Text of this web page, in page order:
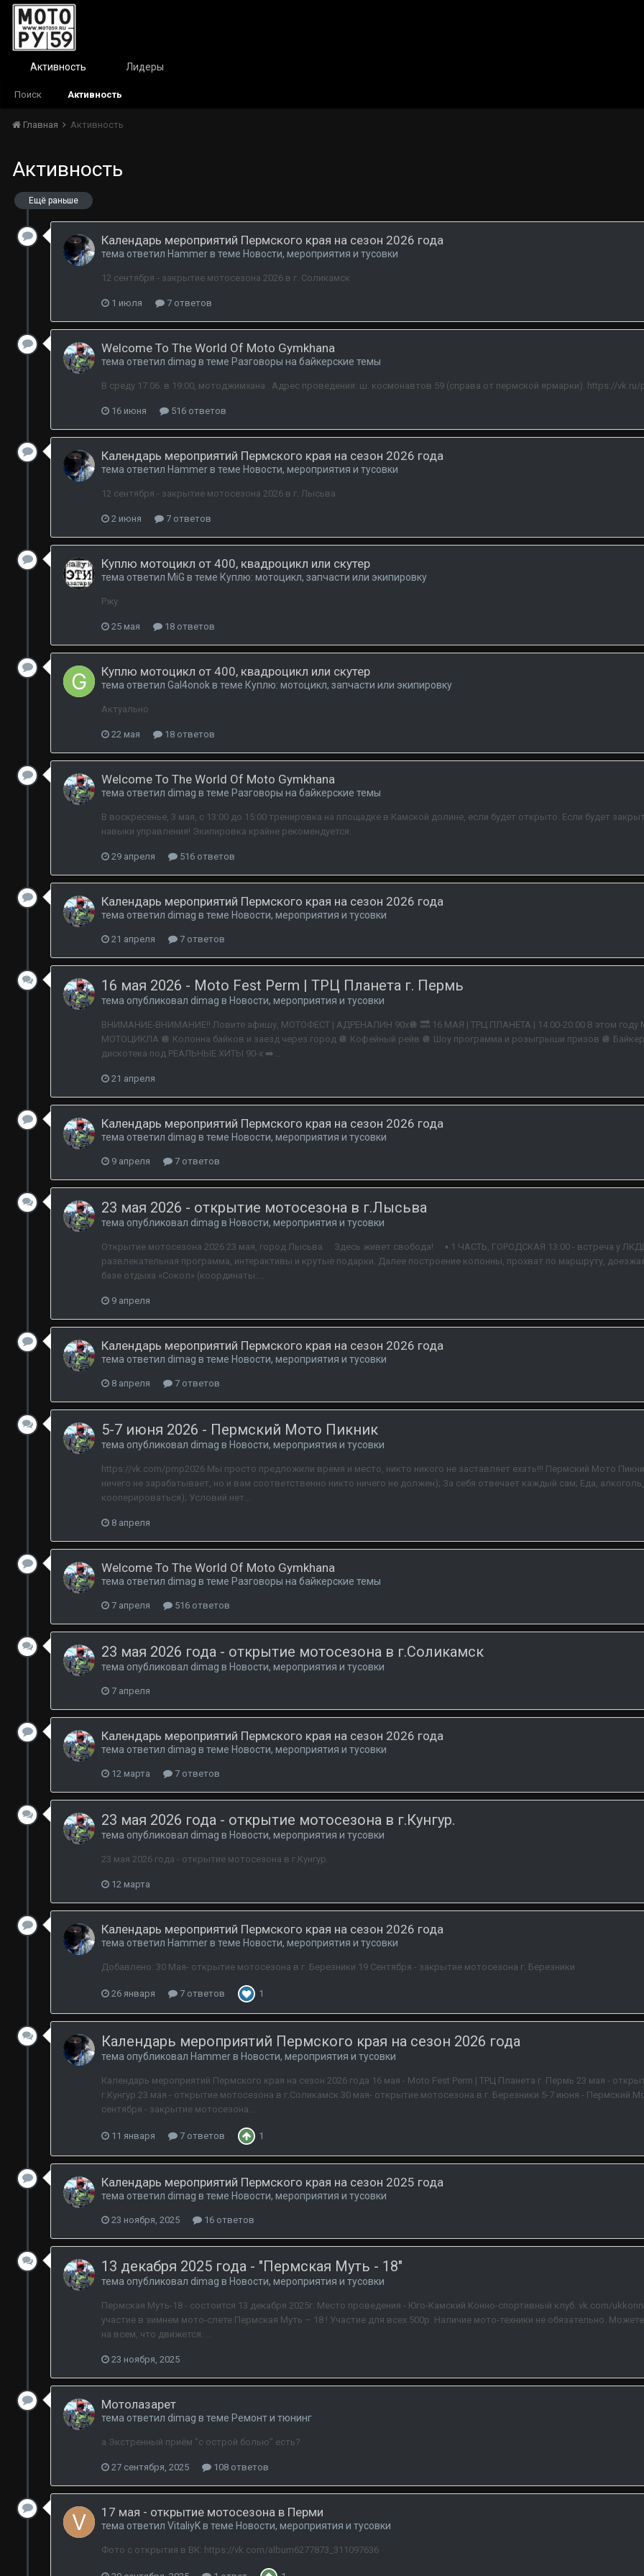
Активность
Поиск Активность
Лидеры
Главная Активность
Активность
Ещё раньше
Календарь мероприятий Пермского края на сезон 2026 года
тема ответил Hammerв теме Новости, мероприятия и тусовки
12 сентября - закрытие мотосезона 2026 в г. Соликамск
1 июля 7 ответов
Welcome To The World Of Moto Gymkhana
тема ответил dimag в теме Разговоры на байкерские темы
В среду 17.06. в 19:00, мотоджимхана . Адрес проведения: ш. космонавтов 59 (справа от пермской ярмарки). https://vk.ru/
16 июня 516 ответов
Календарь мероприятий Пермского края на сезон 2026 года
тема ответил Hammerв теме Новости, мероприятия и тусовки
12 сентября - закрытие мотосезона 2026 в г. Лысьва
2 июня 7 ответов
Куплю мотоцикл от 400, квадроцикл или скутер
тема ответил MiG в теме Куплю: мотоцикл, запчасти или экипировку
Ржу
25 мая 18 ответов
Куплю мотоцикл от 400, квадроцикл или скутер
тема ответил Gal4onok в теме Куплю: мотоцикл, запчасти или экипировку
Актуально
22 мая 18 ответов
Welcome To The World Of Moto Gymkhana
тема ответил dimag в теме Разговоры на байкерские темы
В воскресенье, 3 мая, с 13:00 до 15:00 тренировка на площадке в Камской долине, если будет открыто. Если будет
навыки управления! Экипировка крайне рекомендуется.
29 апреля 516 ответов
Календарь мероприятий Пермского края на сезон 2026 года
тема ответил dimag в теме Новости, мероприятия и тусовки
21 апреля 7 ответов
16 мая 2026 - Moto Fest Perm | ТРЦ Планета г. Пермь
тема опубликовал dimag в Новости, мероприятия и тусовки
ВНИМАНИЕ-ВНИМАНИЕ‼️ Ловите афишу, МОТОФЕСТ | АДРЕНАЛИН 90х🪩 🔜 16 МАЯ | ТРЦ ПЛАНЕТА | 14.00-20.00 В этом году
МОТОЦИКЛА 🪩 Колонна байков и заезд через город 🪩 Кофейный рейв 🪩 Шоу программа и розыгрыши призов 🪩
дискотека под РЕАЛЬНЫЕ ХИТЫ 90-х ➡️...
21 апреля
Календарь мероприятий Пермского края на сезон 2026 года
тема ответил dimag в теме Новости, мероприятия и тусовки
9 апреля 7 ответов
23 мая 2026 - открытие мотосезона в г.Лысьва
тема опубликовал dimag в Новости, мероприятия и тусовки
Открытие мотосезона 2026 23 мая, город Лысьва ⠀ Здесь живет свобода! ⠀ ▪ 1 ЧАСТЬ, ГОРОДСКАЯ 13:00 - встреча у
развлекательная программа, интерактивы и крутые подарки. Далее построение колонны, прохват по маршруту,
базе отдыха «Сокол» (координаты:...
9 апреля
Календарь мероприятий Пермского края на сезон 2026 года
тема ответил dimag в теме Новости, мероприятия и тусовки
8 апреля 7 ответов
5-7 июня 2026 - Пермский Мото Пикник
тема опубликовал dimag в Новости, мероприятия и тусовки
https://vk.com/pmp2026 Мы просто предложили время и место, никто никого не заставляет ехать!!! Пермский Мото
ничего не зарабатывает, но и вам соответственно никто ничего не должен); За себя отвечает каждый сам; Еда,
кооперироваться); Условий нет...
8 апреля
Welcome To The World Of Moto Gymkhana
тема ответил dimag в теме Разговоры на байкерские темы
7 апреля 516 ответов
23 мая 2026 года - открытие мотосезона в г.Соликамск
тема опубликовал dimag в Новости, мероприятия и тусовки
7 апреля
Календарь мероприятий Пермского края на сезон 2026 года
тема ответил dimag в теме Новости, мероприятия и тусовки
12 марта 7 ответов
23 мая 2026 года - открытие мотосезона в г.Кунгур.
тема опубликовал dimag в Новости, мероприятия и тусовки
23 мая 2026 года - открытие мотосезона в г.Кунгур.
12 марта
Календарь мероприятий Пермского края на сезон 2026 года
тема ответил Hammerв теме Новости, мероприятия и тусовки
Добавлено: 30 Мая- открытие мотосезона в г. Березники 19 Сентября - закрытие мотосезона г. Березники
26 января 7 ответов 1
Календарь мероприятий Пермского края на сезон 2026 года
тема опубликовал Hammerв Новости, мероприятия и тусовки
Календарь мероприятий Пермского края на сезон 2026 года 16 мая - Moto Fest Perm | ТРЦ Планета г. Пермь 23 мая -
г.Кунгур 23 мая - открытие мотосезона в г.Соликамск 30 мая- открытие мотосезона в г. Березники 5-7 июня - Пермский
сентября - закрытие мотосезона...
11 января 7 ответов 1
Календарь мероприятий Пермского края на сезон 2025 года
тема ответил dimag в теме Новости, мероприятия и тусовки
23 ноября, 2025 16 ответов
13 декабря 2025 года - "Пермская Муть - 18"
тема опубликовал dimag в Новости, мероприятия и тусовки
Пермская Муть-18 - состоится 13 декабря 2025г. Место проведения - Юго-Камский Конно-спортивный клуб. vk.com/
участие в зимнем мото-слете Пермская Муть – 18 ! Участие для всех 500р. Наличие мото-техники не обязательно.
на всем, что движется. ...
23 ноября, 2025
Мотолазарет
тема ответил dimag в теме Ремонт и тюнинг
а Экстренный приём "с острой болью" есть?
27 сентября, 2025 108 ответов
17 мая - открытие мотосезона в Перми
тема ответил VitaliyKв теме Новости, мероприятия и тусовки
Фото с открытия в ВК: https://vk.com/album6277873_311097636